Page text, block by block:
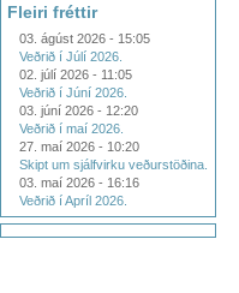
Fleiri fréttir
03. ágúst 2026 - 15:05
Veðrið í Júlí 2026.
02. júlí 2026 - 11:05
Veðrið í Júní 2026.
03. júní 2026 - 12:20
Veðrið í maí 2026.
27. maí 2026 - 10:20
Skipt um sjálfvirku veðurstöðina.
03. maí 2026 - 16:16
Veðrið í Apríl 2026.